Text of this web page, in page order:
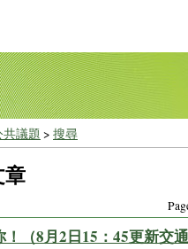
共議題 > 搜尋
（8月2日15：45更新交